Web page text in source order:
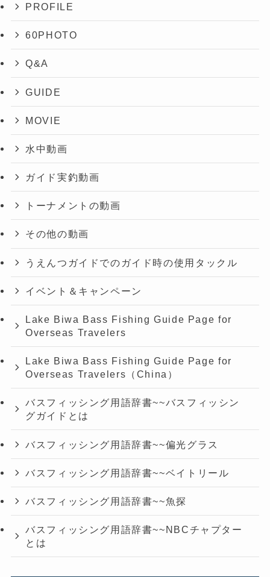
PROFILE
60PHOTO
Q&A
GUIDE
MOVIE
水中動画
ガイド実釣動画
トーナメントの動画
その他の動画
うえんつガイドでのガイド時の使用タックル
イベント＆キャンペーン
Lake Biwa Bass Fishing Guide Page for
Overseas Travelers
Lake Biwa Bass Fishing Guide Page for
Overseas Travelers（China）
バスフィッシング用語辞書~~バスフィッシン
グガイドとは
バスフィッシング用語辞書~~偏光グラス
バスフィッシング用語辞書~~ベイトリール
バスフィッシング用語辞書~~魚探
バスフィッシング用語辞書~~NBCチャプター
とは